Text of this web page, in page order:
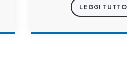
LEGGI TUTTO